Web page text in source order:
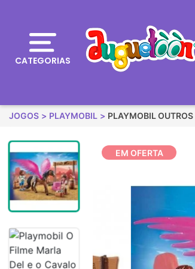
CATEGORIAS
JOGOS PLAYMOBIL PLAYMOBIL OUTROS
EM OFERTA